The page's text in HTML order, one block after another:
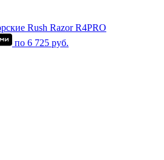
Rush Razor R4PRO
по 6 725 руб.